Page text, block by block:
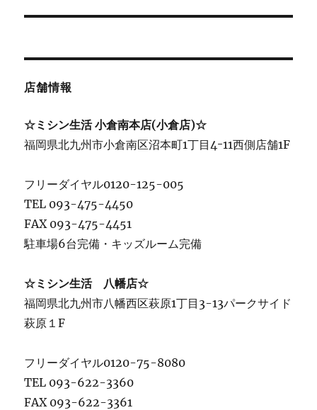
ン
稿:
店舗情報
☆ミシン生活 小倉南本店(小倉店)☆
福岡県北九州市小倉南区沼本町1丁目4ｰ11西側店舗1F
フリーダイヤル0120-125-005
TEL 093-475-4450
FAX 093-475-4451
駐車場6台完備・キッズルーム完備
☆ミシン生活 八幡店☆
福岡県北九州市八幡西区萩原1丁目3-13パークサイド
萩原１F
フリーダイヤル0120-75-8080
TEL 093-622-3360
FAX 093-622-3361